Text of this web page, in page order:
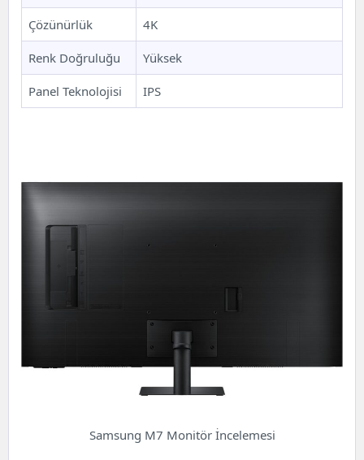
Çözünürlük 4K
Renk Doğruluğu Yüksek
Panel Teknolojisi IPS
Samsung M7 Monitör İncelemesi